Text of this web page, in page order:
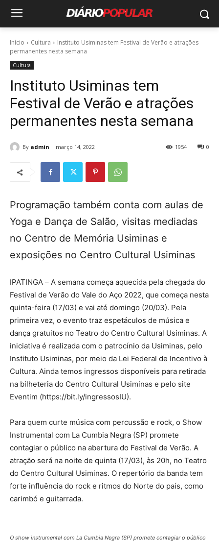
Início Cultura
Instituto Usiminas tem Festival de Verão e atrações
permanentes nesta semana
Cultura
Instituto Usiminas tem
Festival de Verão e atrações
permanentes nesta semana
By admin março 14, 2022 0
1954
Programação também conta com aulas de
Yoga e Dança de Salão, visitas mediadas
no Centro de Memória Usiminas e
exposições no Centro Cultural Usiminas
IPATINGA – A semana começa aquecida pela chegada do
Festival de Verão do Vale do Aço 2022, que começa nesta
quinta-feira (17/03) e vai até domingo (20/03). Pela
primeira vez, o evento traz espetáculos de música e
dança gratuitos no Teatro do Centro Cultural Usiminas. A
iniciativa é realizada com o patrocínio da Usiminas, pelo
Instituto Usiminas, por meio da Lei Federal de Incentivo à
Cultura. Ainda temos ingressos disponíveis para retirada
na bilheteria do Centro Cultural Usiminas e pelo site
Eventim (https://bit.ly/ingressosIU).
Para quem curte música com percussão e rock, o Show
Instrumental com La Cumbia Negra (SP) promete
contagiar o público na abertura do Festival de Verão. A
atração será na noite de quinta (17/03), às 20h, no Teatro
do Centro Cultural Usiminas. O repertório da banda tem
forte influência do rock e ritmos do Norte do país, como
carimbó e guitarrada.
O show instrumental com La Cumbia Negra (SP) promete contagiar o público